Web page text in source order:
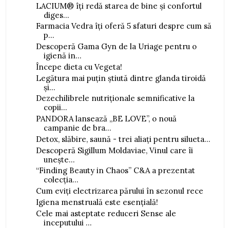
LACIUM® îți redă starea de bine și confortul
diges...
Farmacia Vedra îți oferă 5 sfaturi despre cum să
p...
Descoperă Gama Gyn de la Uriage pentru o
igienă in...
Începe dieta cu Vegeta!
Legătura mai puțin știută dintre glanda tiroidă
și...
Dezechilibrele nutriționale semnificative la
copii...
PANDORA lansează „BE LOVE”, o nouă
campanie de bra...
Detox, slăbire, saună - trei aliați pentru silueta...
Descoperă Sigillum Moldaviae, Vinul care îi
unește...
“Finding Beauty in Chaos” C&A a prezentat
colecția...
Cum eviți electrizarea părului în sezonul rece
Igiena menstruală este esențială!
Cele mai asteptate reduceri Sense ale
inceputului ...